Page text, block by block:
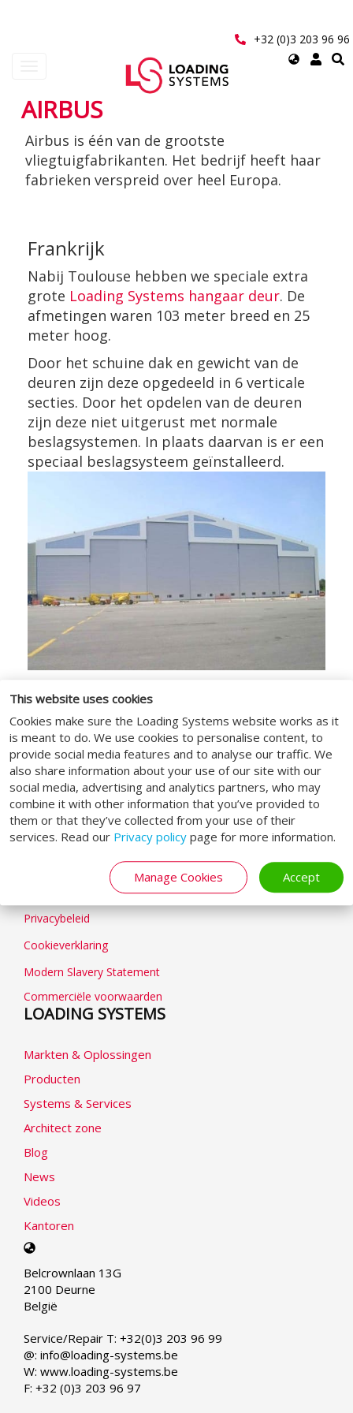
This website uses cookies
Cookies make sure the Loading Systems website works as it
is meant to do. We use cookies to personalise content, to
provide social media features and to analyse our traffic. We
also share information about your use of our site with our
social media, advertising and analytics partners, who may
combine it with other information that you’ve provided to
them or that they’ve collected from your use of their
services. Read our Privacy policy page for more information.
Manage Cookies Accept
+32 (0)3 203 96 96
Select
User
account
menu
AIRBUS
Airbus is één van de grootste
vliegtuigfabrikanten. Het bedrijf heeft haar
fabrieken verspreid over heel Europa.
Frankrijk
Nabij Toulouse hebben we speciale extra
grote Loading Systems hangaar deur. De
afmetingen waren 103 meter breed en 25
meter hoog.
Door het schuine dak en gewicht van de
deuren zijn deze opgedeeld in 6 verticale
secties. Door het opdelen van de deuren
zijn deze niet uitgerust met normale
beslagsystemen. In plaats daarvan is er een
speciaal beslagsysteem geïnstalleerd.
SOCIAL MEDIA
Algemene voorwaarden
Privacybeleid
Cookieverklaring
Modern Slavery Statement
Commerciële voorwaarden
LOADING SYSTEMS
Markten & Oplossingen
Producten
Systems & Services
Architect zone
Blog
News
Videos
Kantoren
Select
language
Belcrownlaan 13G
2100 Deurne
België
Service/Repair T: +32(0)3 203 96 99
@: info@loading-systems.be
W: www.loading-systems.be
F: +32 (0)3 203 96 97